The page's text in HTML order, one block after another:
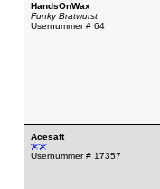
HandsOnWax
Funky Bratwurst
Usernummer # 64
Acesaft
Usernummer # 17357